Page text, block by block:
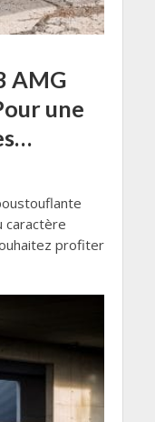
AMG
une
caractère
profiter